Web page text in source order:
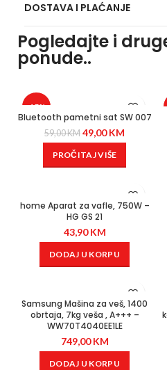
DOSTAVA I PLAĆANJE
Pogledajte i
ponude..
-17%
Bluetooth pametni sat SW 007
59,00KM 49,00KM
PROČITAJ VIŠE
home Aparat za vafle, 750W –
HG GS 21
43,90KM
DODAJ U KORPU
Samsung Mašina za veš, 1400
obrtaja, 7kg veša , A+++ –
WW70T4040EE1LE
749,00KM
DODAJ U KORPU